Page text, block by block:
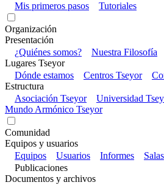
Mis primeros pasos
Tutoriales
Organización
Presentación
¿Quiénes somos?
Nuestra Filosofía
Lugares Tseyor
Dónde estamos
Centros Tseyor
Estructura
Asociación Tseyor
Universidad
Mundo Armónico Tseyor
Comunidad
Equipos y usuarios
Equipos
Usuarios Informes
Salas
Publicaciones
Documentos y archivos